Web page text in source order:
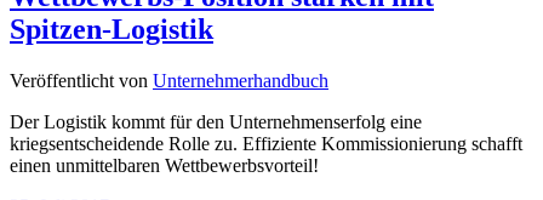
Spitzen-Logistik
Veröffentlicht von Unternehmerhandbuch
Der Logistik kommt für den Unternehmenserfolg eine
kriegsentscheidende Rolle zu. Effiziente Kommissionierung schafft
einen unmittelbaren Wettbewerbsvorteil!